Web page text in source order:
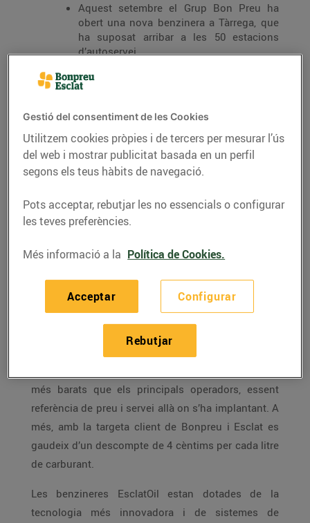
Aquest setembre el Grup Bon Preu ha
obert una nova benzinera a Tàrrega, que
ha suposat arribar a les 50 estacions
d’autoservei
EsclatOil ofereix combustibles de qualitat
a preus molt competitius
Bonpreu i Esclat ja sumen 50 benzineres EsclatOil
tot el territori català. Amb l’obertura recent de la
posicionant com un dels operadors de combustible
referents de Catalunya. Les benzineres EsclatOil
són estacions d’autoservei de 24 hores on el client
més competitius del mercat, gràcies a una gestió
molt eficient del model de negoci.
La xarxa de benzineres de la companyia continua
més barats que els principals operadors, essent
referència de preu i servei allà on s’ha implantant. A
més, amb la targeta client de Bonpreu i Esclat es
gaudeix d’un descompte de 4 cèntims per cada litre
de carburant.
Les benzineres EsclatOil estan dotades de la
tecnologia més innovadora i de sistemes de
Gestió del consentiment de les Cookies
Utilitzem cookies pròpies i de tercers per mesurar l’ús
del web i mostrar publicitat basada en un perfil
segons els teus hàbits de navegació.
Pots acceptar, rebutjar les no essencials o configurar
les teves preferències.
Més informació a la Política de Cookies.
Configurar
Rebutjar
Acceptar